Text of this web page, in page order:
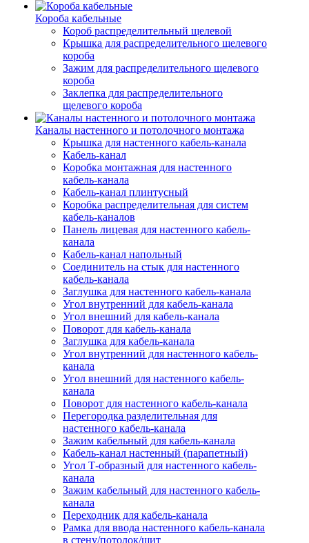
Короба кабельные
Короб распределительный щелевой
Крышка для распределительного щелевого
короба
Зажим для распределительного щелевого
короба
Заклепка для распределительного
щелевого короба
Каналы настенного и потолочного монтажа
Крышка для настенного кабель-канала
Кабель-канал
Коробка монтажная для настенного
кабель-канала
Кабель-канал плинтусный
Коробка распределительная для систем
кабель-каналов
Панель лицевая для настенного кабель-
канала
Кабель-канал напольный
Соединитель на стык для настенного
кабель-канала
Заглушка для настенного кабель-канала
Угол внутренний для кабель-канала
Угол внешний для кабель-канала
Поворот для кабель-канала
Заглушка для кабель-канала
Угол внутренний для настенного кабель-
канала
Угол внешний для настенного кабель-
канала
Поворот для настенного кабель-канала
Перегородка разделительная для
настенного кабель-канала
Зажим кабельный для кабель-канала
Кабель-канал настенный (парапетный)
Угол Т-образный для настенного кабель-
канала
Зажим кабельный для настенного кабель-
канала
Переходник для кабель-канала
Рамка для ввода настенного кабель-канала
в стену/потолок/щит